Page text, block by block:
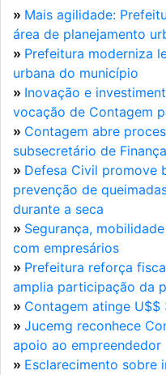
» Mais agilidade:
área de planejamento
» Prefeitura moderniza
urbana do município
» Inovação e
vocação de Contagem
» Contagem abre
subsecretário de
» Defesa Civil promove
prevenção de
durante a seca
» Segurança,
com empresários
» Prefeitura reforça
amplia participação da
» Contagem atinge
» Jucemg reconhece
apoio ao empreendedor
» Esclarecimento sobre